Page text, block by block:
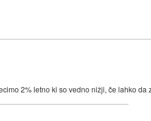
2% letno ki so vedno nižji, če lahko da